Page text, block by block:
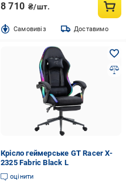
8 710 ₴/шт.
Cамовивіз Доставимо
Крісло геймерське GT Racer X-
2325 Fabric Black L
оцінити